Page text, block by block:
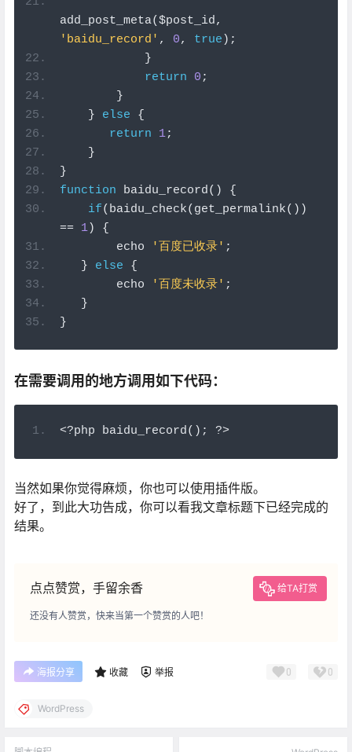
add_post_meta($post_id,
'baidu_record' , 0, true );
}
return
0 ;
}
}
else
{
return
1;
}
}
function baidu_record()
{
if( baidu_check( get_permalink())
==
1)
{
        echo
' 百度已收录' ;
}
else
{
        echo
' 百度未收录' ;
}
}
在需要调用的地方调用如下代码：
<?php baidu_record(); ?>
当然如果你觉得麻烦，你也可以使用插件版。
好了，到此大功告成，你可以看我文章标题下已经完成的
结果。
点点赞赏，手留余香 给TA打赏
还没有人赞赏，快来当第一个赞赏的人吧！
海报分享 收藏 举报 0 0
WordPress